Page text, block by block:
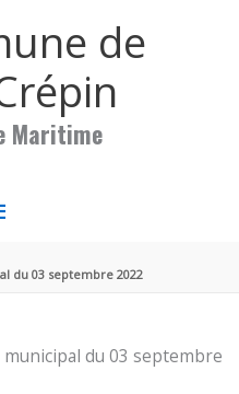
de
Maritime
du 03 septembre 2022
du 03 septembre